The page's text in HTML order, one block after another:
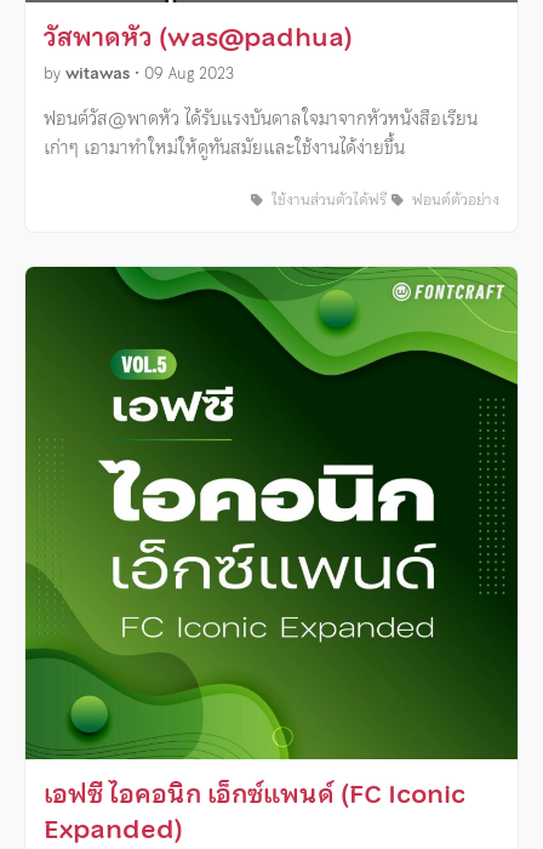
วัสพาดหัว (was@padhua)
bywitawas • 09 Aug 2023
ฟอนต์วัส@พาดหัว ได้รับแรงบันดาลใจมาจากหัวหนังสือเรียน
เก่าๆ เอามาทำใหม่ให้ดูทันสมัยและใช้งานได้ง่ายขึ้น
ใช้งานส่วนตัวได้ฟรี ฟอนต์ตัวอย่าง
เอฟซี ไอคอนิก เอ็กซ์แพนด์ (FC Iconic
Expanded)